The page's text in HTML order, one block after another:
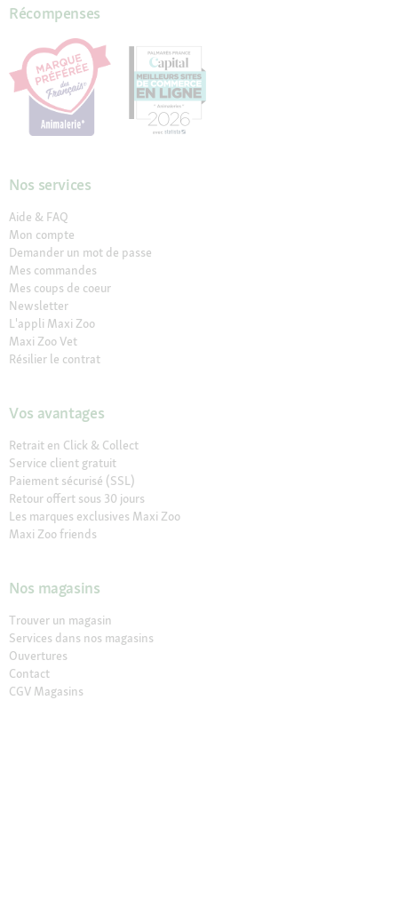
Récompenses
Nos services
Aide & FAQ
Mon compte
Demander un mot de passe
Mes commandes
Mes coups de coeur
Newsletter
L'appli Maxi Zoo
Maxi Zoo Vet
Résilier le contrat
Vos avantages
Retrait en Click & Collect
Service client gratuit
Paiement sécurisé (SSL)
Retour offert sous 30 jours
Les marques exclusives Maxi Zoo
Maxi Zoo friends
Nos magasins
Trouver un magasin
Services dans nos magasins
Ouvertures
Contact
CGV Magasins